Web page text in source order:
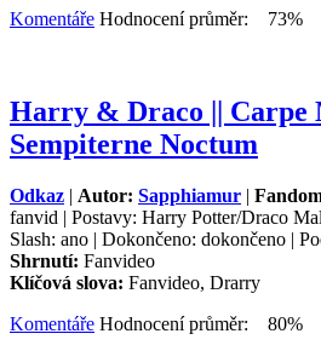
Komentáře Hodnocení průměr: 73%
Harry & Draco || Carpe
Sempiterne Noctum
Odkaz | Autor: Sapphiamur |
fanvid | Postavy: Harry Potter/Draco
Slash: ano | Dokončeno: dokončeno |
Shrnutí: Fanvideo
Klíčová slova: Fanvideo, Drarry
Komentáře Hodnocení průměr: 80%